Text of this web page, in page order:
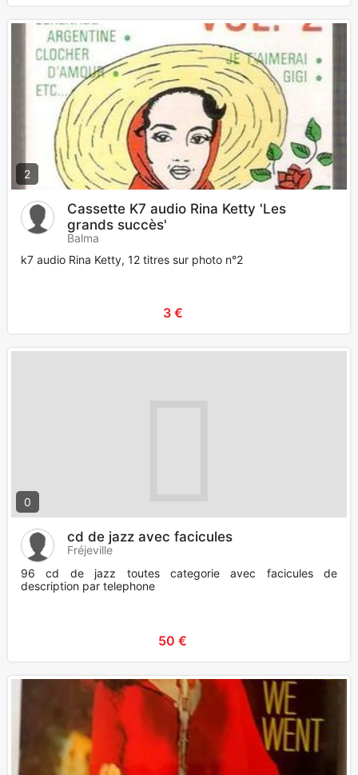
2
Cassette K7 audio Rina Ketty 'Les
grands succès'
Balma
k7 audio Rina Ketty, 12 titres sur photo n°2
3 €
0
cd de jazz avec facicules
Fréjeville
96 cd de jazz toutes categorie avec facicules de
description par telephone
50 €